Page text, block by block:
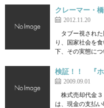
クレーマー・
2012.11.20
タブー視された
り、国家社会を
下、その実態に
検証！！ 『ホ
2009.09.01
株式売却代金３
は、現金の支払